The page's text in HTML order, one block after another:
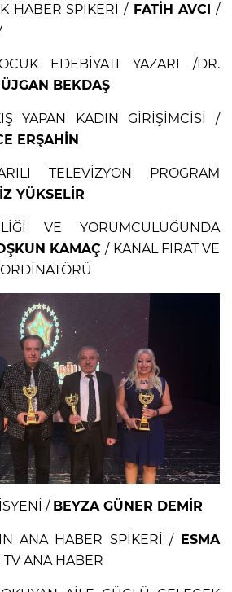
HABER SPİKERİ /FATİH AVCI /
EDEBİYATI YAZARI /DR.
BEKDAŞ
YAPAN KADIN GİRİŞİMCİSİ /
ERŞAHİN
TELEVİZYON PROGRAM
YÜKSELİR
VE YORUMCULUĞUNDA
KAMAÇ/ KANAL FIRAT VE
/ BEYZA GÜNER DEMİR
ANA HABER SPİKERİ /ESMA
TV ANA HABER